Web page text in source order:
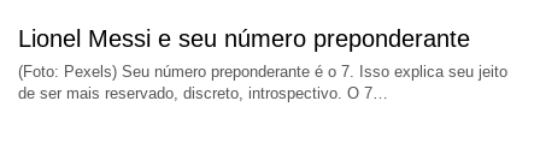
Lionel Messi e seu número preponderante
(Foto: Pexels) Seu número preponderante é o 7. Isso explica seu jeito
de ser mais reservado, discreto, introspectivo. O 7…